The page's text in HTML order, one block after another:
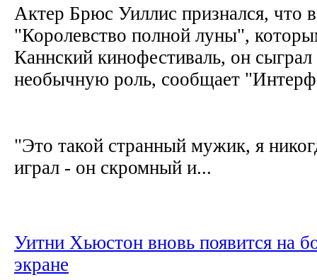
Актер Брюс Уиллис признался, что
"Королевство полной луны",
Каннский кинофестиваль, он
необычную роль, сообщает
"Это такой странный мужик, я
играл - он скромный и...
Уитни Хьюстон вновь появится на
экране